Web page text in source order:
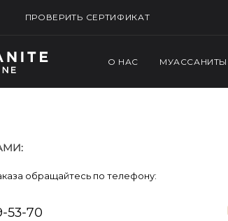
ПРОВЕРИТЬ СЕРТИФИКАТ
О НАС МУАССАНИТЫ
обращайтесь по телефону:
53-70